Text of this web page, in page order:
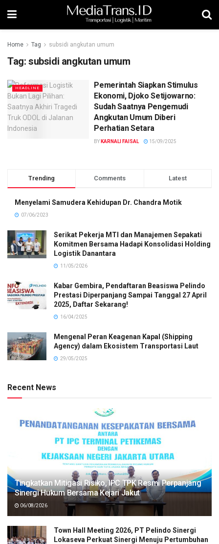
Home Tag subsidi angkutan umum
Tag: subsidi angkutan umum
HEADLINE
Pemerintah Siapkan Stimulus
Ekonomi, Djoko Setijowarno:
Sudah Saatnya Pengemudi
Angkutan Umum Diberi
Perhatian Setara
BY KARNALI FAISAL 15/09/2025
Trending Comments Latest
Menyelami Samudera Kehidupan Dr. Chandra Motik
07/06/2023
Serikat Pekerja MTI dan Manajemen Sepakati
Komitmen Bersama Hadapi Konsolidasi Holding
Logistik Danantara
11/05/2026
Kabar Gembira, Pendaftaran Beasiswa Pelindo
Prestasi Diperpanjang Sampai Tanggal 27 April
2025, Daftar Sekarang!
16/04/2025
Mengenal Peran Keagenan Kapal (Shipping
Agency) dalam Ekosistem Transportasi Laut
29/05/2025
Recent News
Tingkatkan Mitigasi Risiko, IPC TPK Resmi Perpanjang
Sinergi Hukum Bersama Kejari Jakut
06/08/2026
Town Hall Meeting 2026, PT Pelindo Sinergi
Lokaseva Perkuat Sinergi Menuju Pertumbuhan